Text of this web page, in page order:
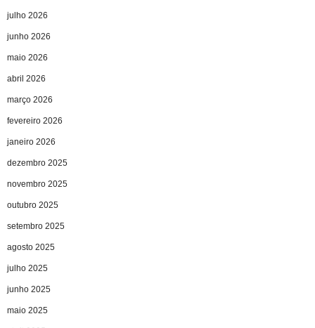
julho 2026
junho 2026
maio 2026
abril 2026
março 2026
fevereiro 2026
janeiro 2026
dezembro 2025
novembro 2025
outubro 2025
setembro 2025
agosto 2025
julho 2025
junho 2025
maio 2025